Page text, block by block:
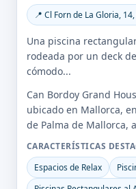
📍 Cl Forn de La Gloria,
Una piscina
rodeada por un deck
cómodo...
Can Bordoy Grand
ubicado en Mallorca,
de Palma de Mallorca,
CARACTERÍSTICAS
Espacios de Relax